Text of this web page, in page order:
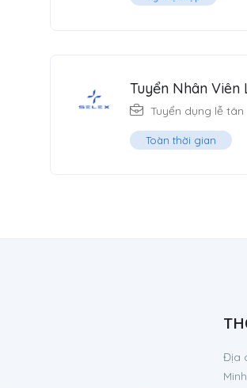
Tuyển Nhân Viên
Tuyển dụng lễ tân
Toàn thời gian
Địa